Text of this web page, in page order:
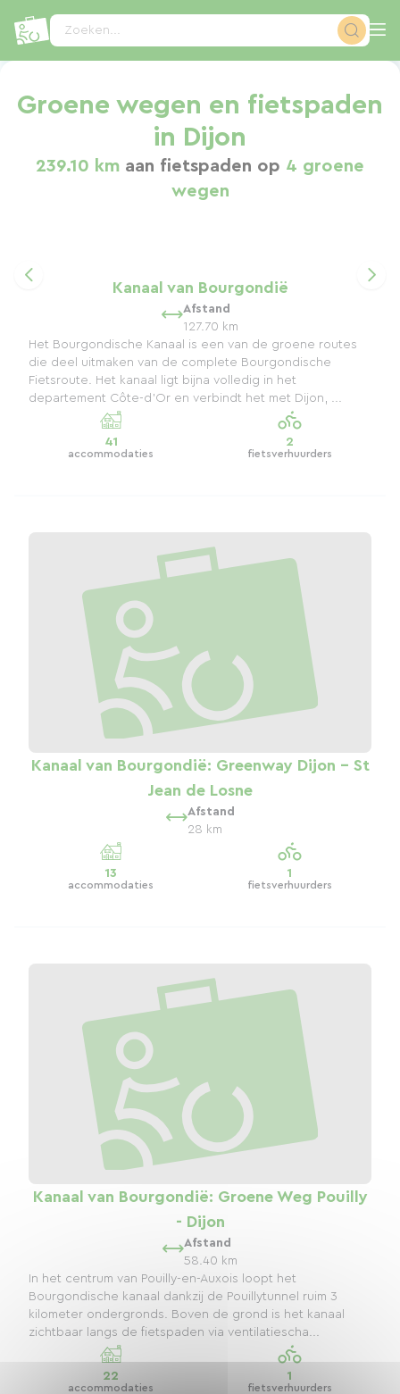
Zoeken...
Groene wegen en fietspaden
in Dijon
239.10 km aan fietspaden op 4 groene
wegen
Kanaal van Bourgondië
Afstand
127.70 km
Het Bourgondische Kanaal is een van de groene routes
die deel uitmaken van de complete Bourgondische
Fietsroute. Het kanaal ligt bijna volledig in het
departement Côte-d'Or en verbindt het met Dijon, ...
41
accommodaties
2
fietsverhuurders
Kanaal van Bourgondië: Greenway Dijon - St
Jean de Losne
Afstand
28 km
13
accommodaties
1
fietsverhuurders
Kanaal van Bourgondië: Groene Weg Pouilly
- Dijon
Afstand
58.40 km
In het centrum van Pouilly-en-Auxois loopt het
Bourgondische kanaal dankzij de Pouillytunnel ruim 3
kilometer ondergronds. Boven de grond is het kanaal
zichtbaar langs de fietspaden via ventilatiescha...
22
accommodaties
1
fietsverhuurders
Cookies beheer paneel